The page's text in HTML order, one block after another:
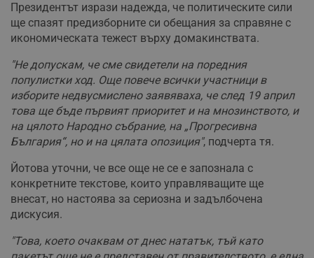
Президентът изрази надежда, че политическите сили
ще спазят предизборните си обещания за справяне с
икономическата тежест върху домакинствата.
"Не допускам, че сме свидетели на поредния
популистки ход. Още повече всички участници в
изборите недвусмислено заявяваха, че след 19 април
това ще бъде първият приоритет и на мнозинството, и
на цялото Народно събрание, на „Прогресивна
България“, но и на цялата опозиция", подчерта тя.
Йотова уточни, че все още не се е запознала с
конкретните текстове, които управляващите ще
внесат, но настоява за сериозна и задълбочена
дискусия.
"Това, което очаквам от днес нататък, тъй като